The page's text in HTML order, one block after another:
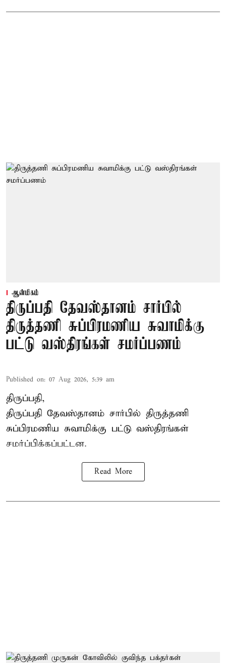
ஆன்மிகம்
திருப்பதி தேவஸ்தானம் சார்பில்
திருத்தணி சுப்பிரமணிய சுவாமிக்கு
பட்டு வஸ்திரங்கள் சமர்ப்பணம்
Published on: 07 Aug 2026, 5:39 am
திருப்பதி,
திருப்பதி தேவஸ்தானம் சார்பில் திருத்தணி
சுப்பிரமணிய சுவாமிக்கு பட்டு வஸ்திரங்கள்
சமர்ப்பிக்கப்பட்டன.
Read More